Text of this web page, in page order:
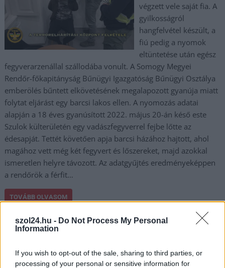
szol24.hu - Do Not Process My Personal
Information
If you wish to opt-out of the sale, sharing to third parties, or
processing of your personal or sensitive information for
végzett vele saját fia. A
gyilkosságról
hangfelvétel készült, a
fiú pedig a nyomok
eltüntetése után egész
fegyverarzenállal szállodába vonult. A Somogy Megyei
Rendőr-főkapitányság Bűnügyi Igazgatóság Bűnügyi Osztálya
emberölés bűntett elkövetésének megalapozott gyanúja miatt
folytat eljárást egy barcsi lakos ellen. A nyomozás adatai
alapján a 18 éves gyanúsított 2022. május 20-án késő este
Szulok külterületén egy vadászfegyverrel fejbe lőtte az
édesapját. Tettét követően apja barcsi házához hajtott, ahol
magához vett még két fegyvert és lőszereket, majd azokkal
ismeretlen helyre távozott. Az adatgyűjtés eredményeképpen
a rendőrök a férfit…
TOVÁBB OLVASOM
Kék hírek édesapa,fejlövés,gyilkosság,vadászfegyver
Nem hiszik el Szilágyi Liliána húgának
védőbeszédét – túl felnőttes és ügyvédes?